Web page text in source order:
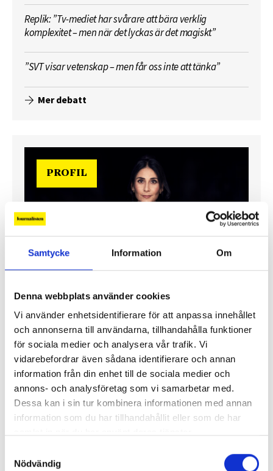
Samtycke Information Om
Denna webbplats använder cookies
Vi använder enhetsidentifierare för att anpassa innehållet
och annonserna till användarna, tillhandahålla funktioner
för sociala medier och analysera vår trafik. Vi
vidarebefordrar även sådana identifierare och annan
information från din enhet till de sociala medier och
annons- och analysföretag som vi samarbetar med.
Dessa kan i sin tur kombinera informationen med annan
information som du har tillhandahållit eller som de har
Nödvändig
Replik: ”Tv-mediet har svårare att bära verklig
komplexitet – men när det lyckas är det magiskt”
”SVT visar vetenskap – men får oss inte att tänka”
Mer debatt
PROFIL
”Jag vill att Mellanöstern ska
kännas nära”
Gilda Hamidi-Nia
Fler profiler